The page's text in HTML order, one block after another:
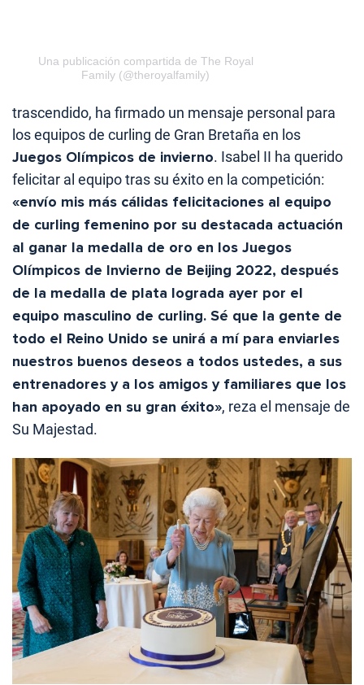
Una publicación compartida de The Royal
Family (@theroyalfamily)
trascendido, ha firmado un mensaje personal para
los equipos de curling de Gran Bretaña en los
Juegos Olímpicos de invierno. Isabel II ha querido
felicitar al equipo tras su éxito en la competición:
«envío mis más cálidas felicitaciones al equipo
de curling femenino por su destacada actuación
al ganar la medalla de oro en los Juegos
Olímpicos de Invierno de Beijing 2022, después
de la medalla de plata lograda ayer por el
equipo masculino de curling. Sé que la gente de
todo el Reino Unido se unirá a mí para enviarles
nuestros buenos deseos a todos ustedes, a sus
entrenadores y a los amigos y familiares que los
han apoyado en su gran éxito», reza el mensaje de
Su Majestad.